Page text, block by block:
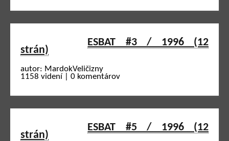
ESBAT #3 / 1996 (12
strán)
autor: MardokVeličizny
1158 videní | 0 komentárov
ESBAT #5 / 1996 (12
strán)